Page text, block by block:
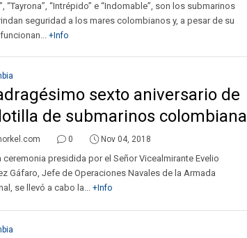
“Tayrona”, “Intrépido” e “Indomable”, son los submarinos
seguridad a los mares colombianos y, a pesar de su
+Info
sexto aniversario de
de submarinos colombiana
0 Nov 04, 2018
ceremonia presidida por el Señor Vicealmirante Evelio
Gáfaro, Jefe de Operaciones Navales de la Armada
se llevó a cabo la... +Info